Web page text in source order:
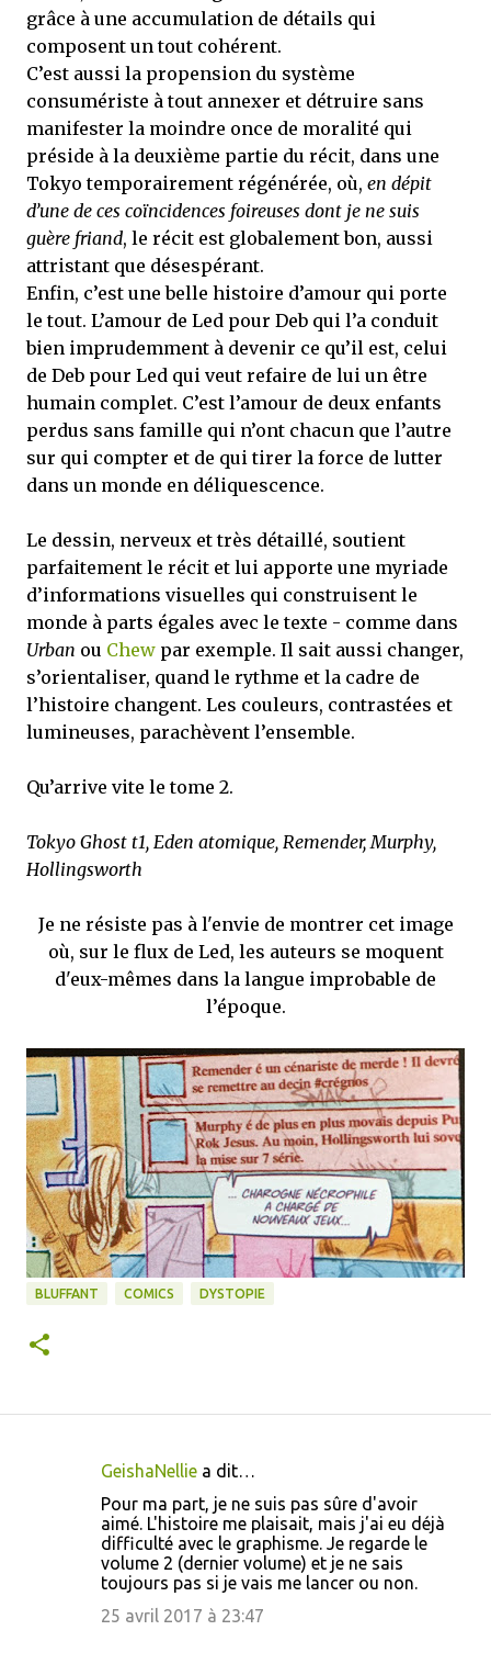
grâce à une accumulation de détails qui
composent un tout cohérent.
C’est aussi la propension du système
consumériste à tout annexer et détruire sans
manifester la moindre once de moralité qui
préside à la deuxième partie du récit, dans une
Tokyo temporairement régénérée, où, en dépit
d’une de ces coïncidences foireuses dont je ne suis
guère friand, le récit est globalement bon, aussi
attristant que désespérant.
Enfin, c’est une belle histoire d’amour qui porte
le tout. L’amour de Led pour Deb qui l’a conduit
bien imprudemment à devenir ce qu’il est, celui
de Deb pour Led qui veut refaire de lui un être
humain complet. C’est l’amour de deux enfants
perdus sans famille qui n’ont chacun que l’autre
sur qui compter et de qui tirer la force de lutter
dans un monde en déliquescence.
Le dessin, nerveux et très détaillé, soutient
parfaitement le récit et lui apporte une myriade
d’informations visuelles qui construisent le
monde à parts égales avec le texte - comme dans
Urban ou Chew par exemple. Il sait aussi changer,
s’orientaliser, quand le rythme et la cadre de
l’histoire changent. Les couleurs, contrastées et
lumineuses, parachèvent l’ensemble.
Qu’arrive vite le tome 2.
Tokyo Ghost t1, Eden atomique, Remender, Murphy,
Hollingsworth
Je ne résiste pas à l'envie de montrer cet image
où, sur le flux de Led, les auteurs se moquent
d'eux-mêmes dans la langue improbable de
l’époque.
BLUFFANT COMICS DYSTOPIE
GeishaNellie a dit…
Pour ma part, je ne suis pas sûre d'avoir
aimé. L'histoire me plaisait, mais j'ai eu déjà
difficulté avec le graphisme. Je regarde le
volume 2 (dernier volume) et je ne sais
toujours pas si je vais me lancer ou non.
25 avril 2017 à 23:47